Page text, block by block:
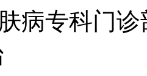
病专科门诊